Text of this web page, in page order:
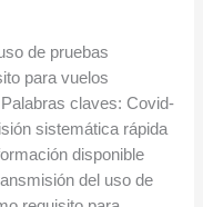
de pruebas
para vuelos
claves: Covid-
sistemática rápida
disponible
del uso de